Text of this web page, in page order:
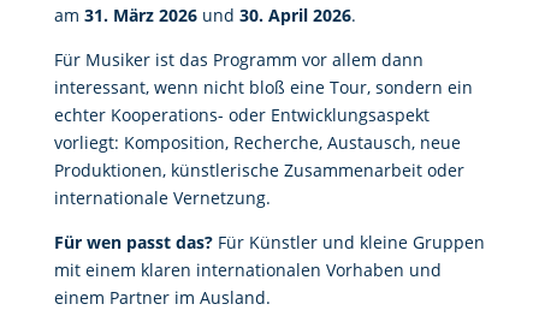
am 31. März 2026und 30. April 2026.
Für Musiker ist das Programm vor allem dann
interessant, wenn nicht bloß eine Tour, sondern ein
echter Kooperations- oder Entwicklungsaspekt
vorliegt: Komposition, Recherche, Austausch, neue
Produktionen, künstlerische Zusammenarbeit oder
internationale Vernetzung.
Für wen passt das?Für Künstler und kleine Gruppen
mit einem klaren internationalen Vorhaben und
einem Partner im Ausland.